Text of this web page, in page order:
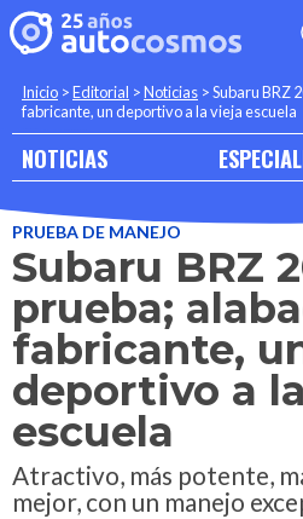
Inicio >Editorial >Noticias >Subaru BRZ
fabricante, un deportivo a la vieja escuela
NOTICIAS
PRUEBA DE MANEJO
Subaru BRZ
prueba;
fabricante,
deportivo a
escuela
Atractivo, más potente,
mejor, con un manejo